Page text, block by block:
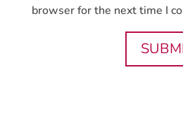
browser for the next time I